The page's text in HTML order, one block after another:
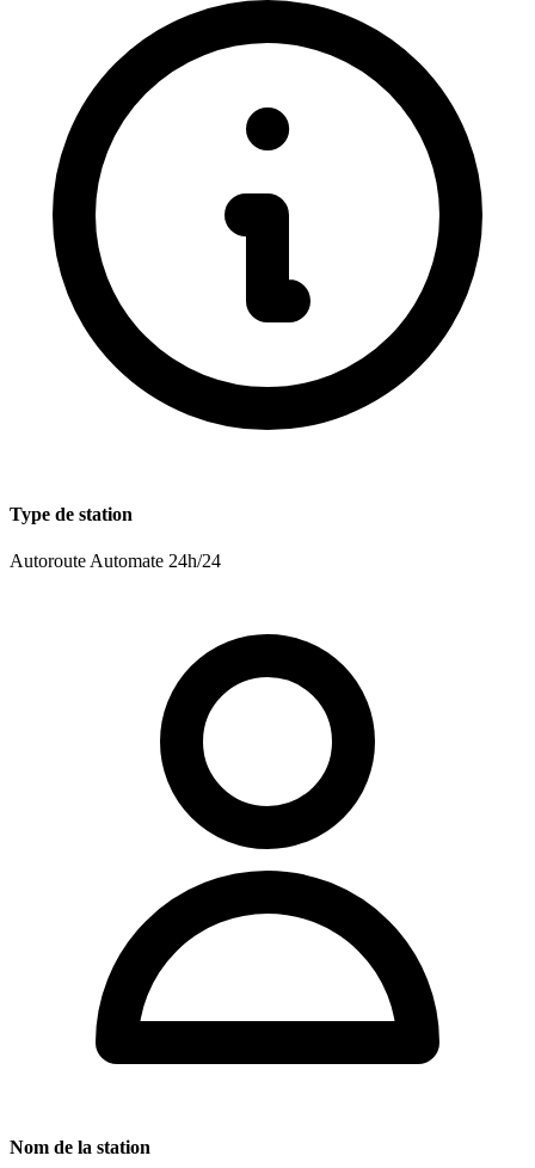
Type de station
Autoroute Automate 24h/24
Nom de la station